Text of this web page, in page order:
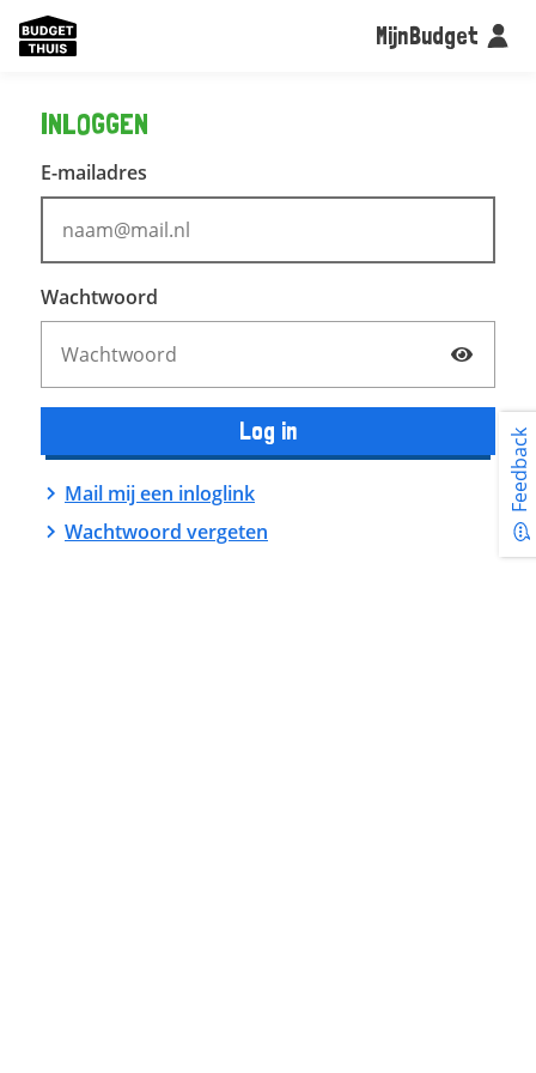
MijnBudget
INLOGGEN
E-mailadres
Wachtwoord
Log in
Mail mij een inloglink
Wachtwoord vergeten
Feedback